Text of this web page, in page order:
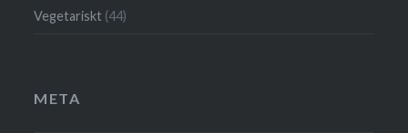
Vegetariskt (44)
META